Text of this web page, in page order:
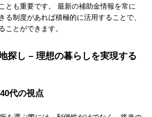
とも重要です。 最新の補助金情報を常に
る制度があれば積極的に活用することで、
ことができます。
探し – 理想の暮らしを実現する
代の視点